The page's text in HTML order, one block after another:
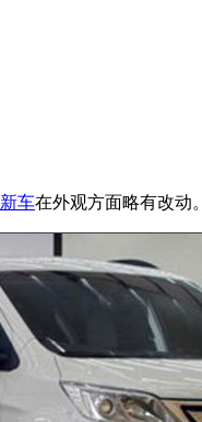
新车在外观方面略有改动。